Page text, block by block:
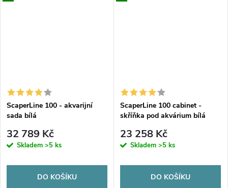
ScaperLine 100 - akvarijní
sada bílá
32 789 Kč
Skladem >5 ks
DO KOŠÍKU
ScaperLine 100 cabinet -
skříňka pod akvárium bílá
23 258 Kč
Skladem >5 ks
DO KOŠÍKU